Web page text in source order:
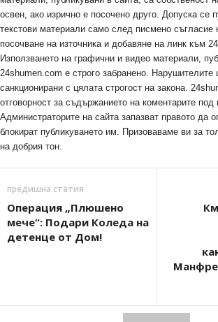
освен, ако изрично е посочено друго. Допуска се
текстови материали само след писмено съгласие
посочване на източника и добавяне на линк към
Използването на графични и видео материали,
24shumen.com е строго забранено.
санкционирани с цялата строгост на закона.
отговорност за съдържанието на коментарите под
Администраторите на сайта запазват правото да
блокират публикуването им. Призоваваме ви за
на добрия тон.
предишна статия
Операция „Плюшено
мече“: Подари Коледа на
детенце от Дом!